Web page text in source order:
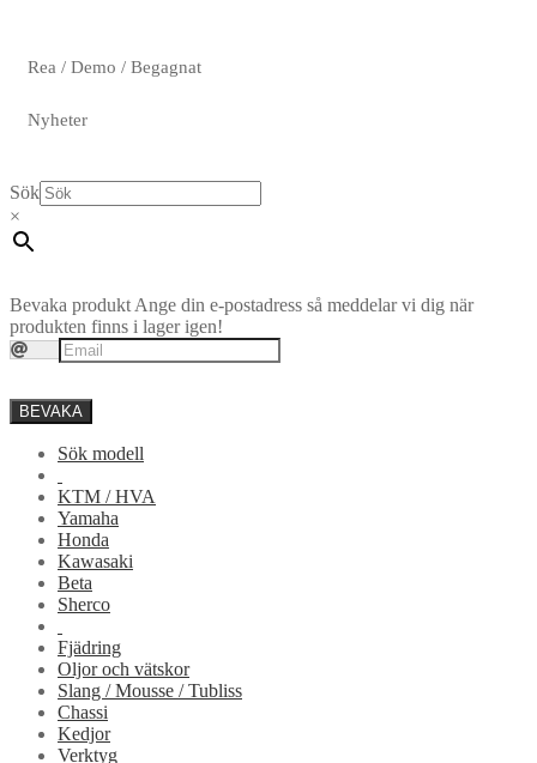
Rea / Demo / Begagnat
Nyheter
Sök
×
Bevaka produkt Ange din e-postadress så meddelar vi dig när
produkten finns i lager igen!
BEVAKA
Sök modell
KTM / HVA
Yamaha
Honda
Kawasaki
Beta
Sherco
Fjädring
Oljor och vätskor
Slang / Mousse / Tubliss
Chassi
Kedjor
Verktyg